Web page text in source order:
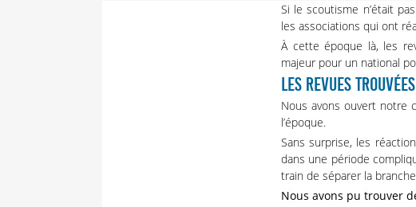
Si le scoutisme n’était
les associations qui ont
À cette époque là, les
majeur pour un national
LES REVUES TROUVÉES
Nous avons ouvert notre
l’époque.
Sans surprise, les
dans une période
train de séparer la
Nous avons pu trouver